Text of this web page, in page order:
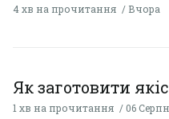
4 хв на прочитання Вчора
Як заготовити
1 хв на прочитання 06